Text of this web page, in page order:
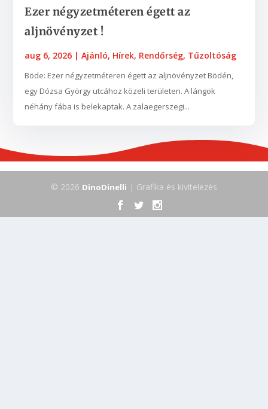
Ezer négyzetméteren égett az
aljnövényzet !
aug 6, 2026 |Ajánló, Hírek, Rendőrség, Tűzoltóság
Böde: Ezer négyzetméteren égett az aljnövényzet Bödén,
egy Dózsa György utcához közeli területen. A lángok
néhány fába is belekaptak. A zalaegerszegi...
© 2026 DinoDinelli | Grafika és kivitelezés